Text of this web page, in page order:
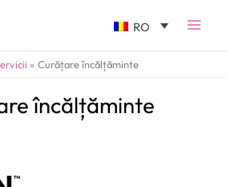
RO
Curățare încălțăminte
încălțăminte